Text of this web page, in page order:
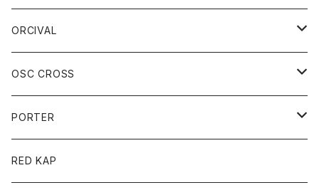
Tシャツ
ロングスリーブＴシャツ
ジーンズ
パンツ
ボトム
スカート
ORCIVAL
アウター
コート
ジャケット
アクセサリー
バッグ
キッズ
OSC CROSS
ダウンジャケット
PORTER
カードホルダー
RED KAP